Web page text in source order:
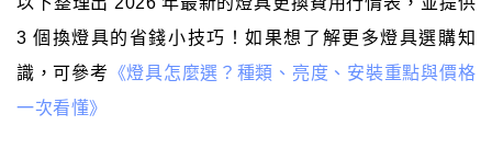
3 個換燈具的省錢小技巧！如果想了解更多燈具選購知
識，可參考 《燈具怎麼選？種類、亮度、安裝重點與價格
一次看懂》